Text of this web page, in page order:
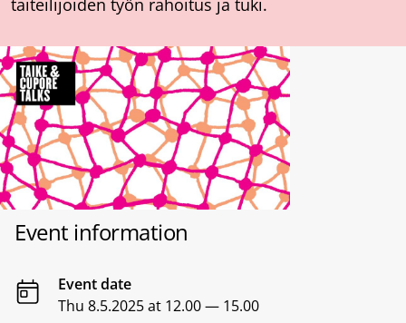
taiteilijoiden työn rahoitus ja tuki.
Event information
Event date
Thu 8.5.2025 at 12.00 — 15.00